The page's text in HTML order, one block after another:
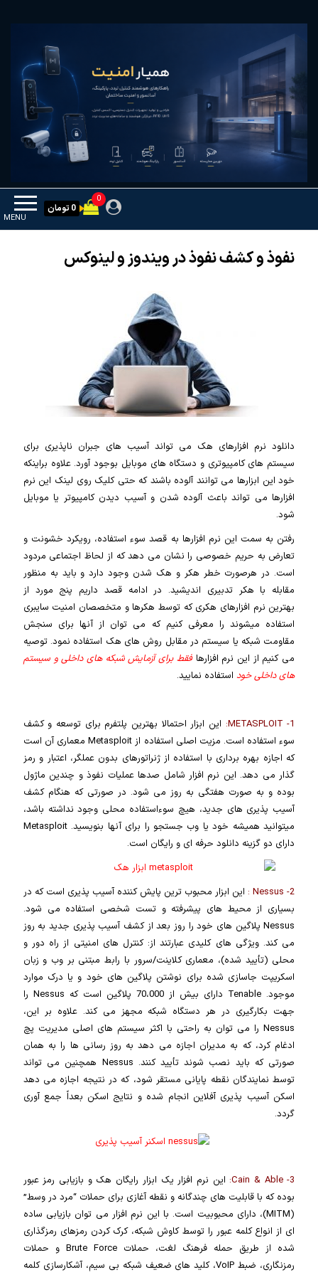
MENU
0
0 تومان
نفوذ و کشف نفوذ در ویندوز و لینوکس
دانلود نرم افزارهای هک می تواند آسیب های جبران ناپذیری برای
سیستم های کامپیوتری و دستگاه های موبایل بوجود آورد. علاوه براینکه
خود این ابزارها می توانند آلوده باشند که حتی کلیک روی لینک این نرم
افزارها می تواند باعث آلوده شدن و آسیب دیدن کامپیوتر یا موبایل
شود.
رفتن به سمت این نرم افزارها به قصد سوء استفاده، رویکرد خشونت و
تعارض به حریم خصوصی را نشان می دهد که از لحاظ اجتماعی مردود
است. در هرصورت خطر هکر و هک شدن وجود دارد و باید به منظور
مقابله با هکر تدبیری اندیشید. در ادامه قصد داریم پنج مورد از
بهترین نرم افزارهای هکری که توسط هکرها و متخصصان امنیت سایبری
استفاده میشوند را معرفی کنیم که می توان از آنها برای سنجش
مقاومت شبکه یا سیستم در مقابل روش های هک استفاده نمود. توصیه
می کنیم از این نرم افزارهافقط برای آزمایش شبکه های داخلی و سیستم
های داخلی خوداستفاده نمایید.
1- METASPLOIT:
این ابزار احتمالا بهترین پلتفرم برای توسعه و کشف
سوء استفاده است. مزیت اصلی استفاده از Metasploit معماری آن است
که اجازه بهره برداری با استفاده از ژنراتورهای بدون عملگر، اعتبار و رمز
گذار می دهد. این نرم افزار شامل صدها عملیات نفوذ و چندین ماژول
بوده و به صورت هفتگی به روز می شود. در صورتی که هنگام کشف
آسیب پذیری های جدید، هیچ سوءاستفاده محلی وجود نداشته باشد،
میتوانید همیشه خود یا وب جستجو را برای آنها بنویسید. Metasploit
دارای دو گزینه دانلود حرفه ای و رایگان است.
2- Nessus :
این ابزار محبوب ترین پایش کننده آسیب پذیری است که در
بسیاری از محیط های پیشرفته و تست شخصی استفاده می شود.
Nessus پلاگین های خود را روز بعد از کشف آسیب پذیری جدید به روز
می کند. ویژگی های کلیدی عبارتند از: کنترل های امنیتی از راه دور و
محلی (تأیید شده)، معماری کلاینت/سرور با رابط مبتنی بر وب و زبان
اسکریپت جاسازی شده برای نوشتن پلاگین های خود و یا درک موارد
موجود. Tenable دارای بیش از 70،000 پلاگین است که Nessus را
جهت بکارگیری در هر دستگاه شبکه مجهز می کند. علاوه بر این،
Nessus را می توان به راحتی با اکثر سیستم های اصلی مدیریت پچ
ادغام کرد، که به مدیران اجازه می دهد به روز رسانی ها را به همان
صورتی که باید نصب شوند تأیید کنند. Nessus همچنین می تواند
توسط نمایندگان نقطه پایانی مستقر شود، که در نتیجه اجازه می دهد
اسکن آسیب پذیری آفلاین انجام شده و نتایج اسکن بعداً جمع آوری
گردد.
3- Cain & Able:
این نرم افزار یک ابزار رایگان هک و بازیابی رمز عبور
بوده که با قابلیت های چندگانه و نقطه آغازی برای حملات “مرد در وسط”
(MITM)، دارای محبوبیت است. با این نرم افزار می توان بازیابی ساده
ای از انواع کلمه عبور را توسط کاوش شبکه، کرک کردن رمزهای رمزگذاری
شده از طریق حمله فرهنگ لغت، حملات Brute Force و حملات
رمزنگاری، ضبط VoIP، کلید های ضعیف شبکه بی سیم، آشکارسازی کلمه